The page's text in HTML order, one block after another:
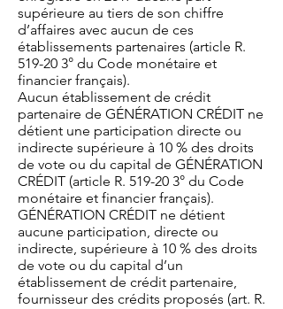
supérieure au tiers de son chiffre
d’affaires avec aucun de ces
établissements partenaires (article R.
519-20 3° du Code monétaire et
financier français).
Aucun établissement de crédit
partenaire de GÉNÉRATION CRÉDIT ne
détient une participation directe ou
indirecte supérieure à 10 % des droits
de vote ou du capital de GÉNÉRATION
CRÉDIT (article R. 519-20 3° du Code
monétaire et financier français).
GÉNÉRATION CRÉDIT ne détient
aucune participation, directe ou
indirecte, supérieure à 10 % des droits
de vote ou du capital d’un
établissement de crédit partenaire,
fournisseur des crédits proposés (art. R.